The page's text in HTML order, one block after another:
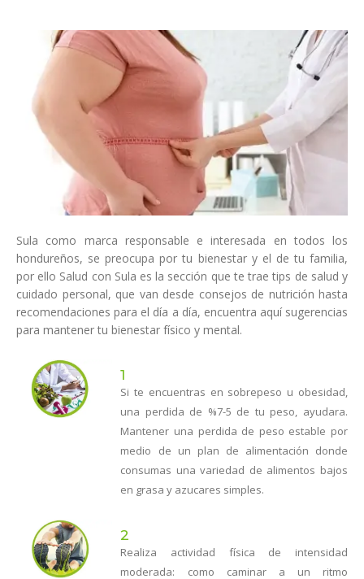
Sula como marca responsable e interesada en todos los
hondureños, se preocupa por tu bienestar y el de tu familia,
por ello Salud con Sula es la sección que te trae tips de salud y
cuidado personal, que van desde consejos de nutrición hasta
recomendaciones para el día a día, encuentra aquí sugerencias
para mantener tu bienestar físico y mental.
1
Si te encuentras en sobrepeso u obesidad,
una perdida de %7-5 de tu peso, ayudara.
Mantener una perdida de peso estable por
medio de un plan de alimentación donde
consumas una variedad de alimentos bajos
en grasa y azucares simples.
2
Realiza actividad física de intensidad
moderada: como caminar a un ritmo